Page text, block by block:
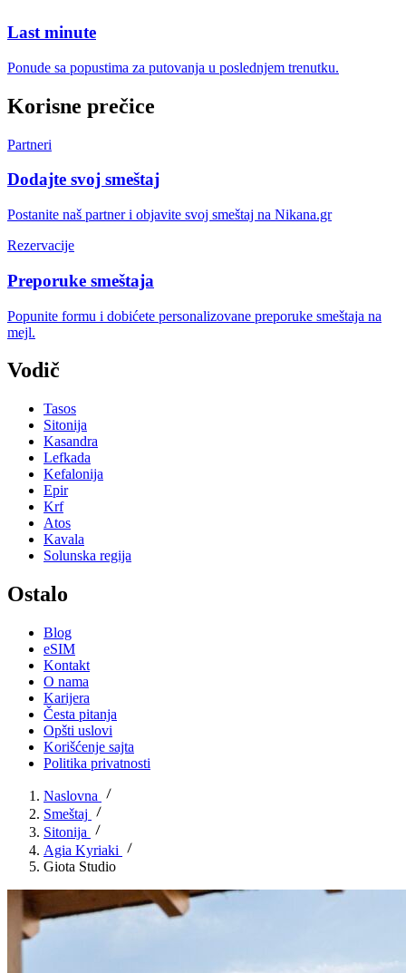
Last minute
Ponude sa popustima za putovanja u poslednjem trenutku.
Korisne prečice
Partneri
Dodajte svoj smeštaj
Postanite naš partner i objavite svoj smeštaj na Nikana.gr
Rezervacije
Preporuke smeštaja
Popunite formu i dobićete personalizovane preporuke smeštaja na
mejl.
Vodič
Tasos
Sitonija
Kasandra
Lefkada
Kefalonija
Epir
Krf
Atos
Kavala
Solunska regija
Ostalo
Blog
eSIM
Kontakt
O nama
Karijera
Česta pitanja
Opšti uslovi
Korišćenje sajta
Politika privatnosti
Naslovna
Smeštaj
Sitonija
Agia Kyriaki
Giota Studio